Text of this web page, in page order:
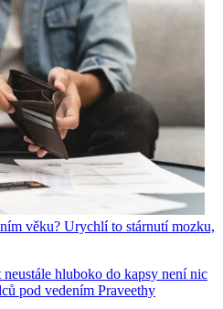
věku? Urychlí to stárnutí mozku,
hluboko do kapsy není nic
pod vedením Praveethy